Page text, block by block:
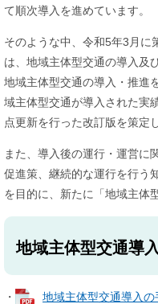
て順次導入を進めています。
そのような中、令和5年3月に
は、地域主体型交通の導入及
地域主体型交通の導入・推進
域主体型交通が導入された実
点更新を行った改訂版を策定
また、導入後の運行・運営に
促進策、継続的な運行を行う
を目的に、新たに「地域主体
地域主体型交通導
・
地域主体型交通導入